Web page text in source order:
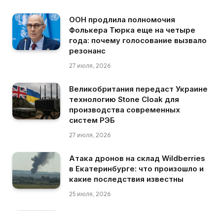
ООН продлила полномочия
Фолькера Тюрка еще на четыре
года: почему голосование вызвало
резонанс
27 июля, 2026
Великобритания передаст Украине
технологию Stone Cloak для
производства современных
систем РЭБ
27 июля, 2026
Атака дронов на склад Wildberries
в Екатеринбурге: что произошло и
какие последствия известны
25 июля, 2026